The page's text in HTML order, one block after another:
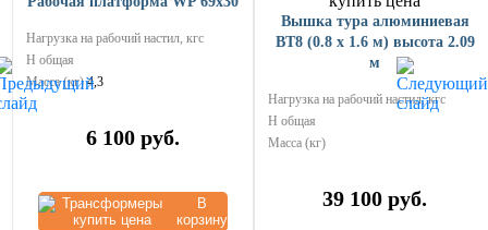
Нагрузка на рабочий настил, кгс
Н общая
Масса (кг) 4,3
6 100руб.
В
корзину
Вышка тура алюминиевая
ВТ8 (0.8 х 1.6 м) высота 2.09
м
Нагрузка на рабочий настил, кгс
Н общая
Масса (кг)
39 100руб.